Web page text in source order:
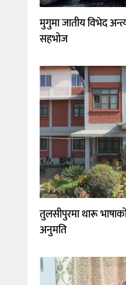
मुगुमा जातीय विभेद
सहभोज
तुलसीपुरमा थारू
अनुमति